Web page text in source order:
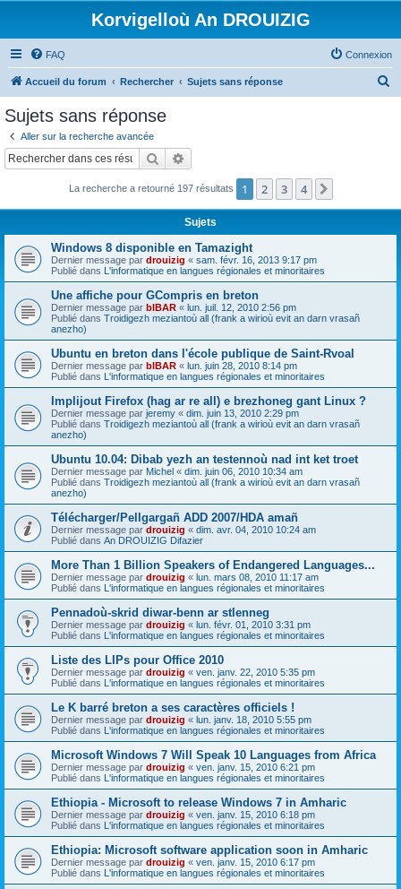
Korvigelloù An DROUIZIG
FAQ Connexion
Accueil du forum Rechercher Sujets sans réponse
c
Sujets sans réponse
Aller sur la recherche avancée
Rechercher
La recherche a retourné 197 résultats 1 2 3 4
Sujets
Windows 8 disponible en Tamazight
Dernier message par drouizig « sam. févr. 16, 2013 9:17 pm
Publié dans L'informatique en langues régionales et minoritaires
Une affiche pour GCompris en breton
Dernier message par bIBAR « lun. juil. 12, 2010 2:56 pm
Publié dans Troidigezh meziantoù all (frank a wirioù evit an darn vrasañ
anezho)
Ubuntu en breton dans l'école publique de Saint-Rvoal
Dernier message par bIBAR « lun. juin 28, 2010 8:14 pm
Publié dans L'informatique en langues régionales et minoritaires
Implijout Firefox (hag ar re all) e brezhoneg gant Linux ?
Dernier message par jeremy « dim. juin 13, 2010 2:29 pm
Publié dans Troidigezh meziantoù all (frank a wirioù evit an darn vrasañ
anezho)
Ubuntu 10.04: Dibab yezh an testennoù nad int ket troet
Dernier message par Michel « dim. juin 06, 2010 10:34 am
Publié dans Troidigezh meziantoù all (frank a wirioù evit an darn vrasañ
anezho)
Télécharger/Pellgargañ ADD 2007/HDA amañ
Dernier message par drouizig « dim. avr. 04, 2010 10:24 am
Publié dans An DROUIZIG Difazier
More Than 1 Billion Speakers of Endangered Languages...
Dernier message par drouizig « lun. mars 08, 2010 11:17 am
Publié dans L'informatique en langues régionales et minoritaires
Pennadoù-skrid diwar-benn ar stlenneg
Dernier message par drouizig « lun. févr. 01, 2010 3:31 pm
Publié dans L'informatique en langues régionales et minoritaires
Liste des LIPs pour Office 2010
Dernier message par drouizig « ven. janv. 22, 2010 5:35 pm
Publié dans L'informatique en langues régionales et minoritaires
Le K barré breton a ses caractères officiels !
Dernier message par drouizig « lun. janv. 18, 2010 5:55 pm
Publié dans L'informatique en langues régionales et minoritaires
Microsoft Windows 7 Will Speak 10 Languages from Africa
Dernier message par drouizig « ven. janv. 15, 2010 6:21 pm
Publié dans L'informatique en langues régionales et minoritaires
Ethiopia - Microsoft to release Windows 7 in Amharic
Dernier message par drouizig « ven. janv. 15, 2010 6:18 pm
Publié dans L'informatique en langues régionales et minoritaires
Ethiopia: Microsoft software application soon in Amharic
Dernier message par drouizig « ven. janv. 15, 2010 6:17 pm
Publié dans L'informatique en langues régionales et minoritaires